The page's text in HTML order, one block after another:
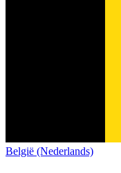
België (Nederlands)